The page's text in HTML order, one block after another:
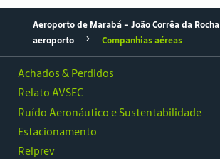
Aeroporto de Marabá - João Corrêa da Rocha
aeroporto
Companhias aéreas
Achados & Perdidos
Relato AVSEC
Ruído Aeronáutico e Sustentabilidade
Estacionamento
Relprev